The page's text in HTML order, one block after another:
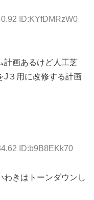
ID:KYfDMRzW0
計画あるけど人工芝
J３用に改修する計画
ID:b9B8EKk70
わきはトーンダウンし